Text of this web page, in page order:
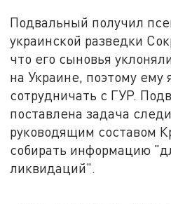
Подвальный получил
украинской разведки
что его сыновья
на Украине, поэтому ему
сотрудничать с ГУР.
поставлена задача
руководящим составом
собирать информацию
ликвидаций".